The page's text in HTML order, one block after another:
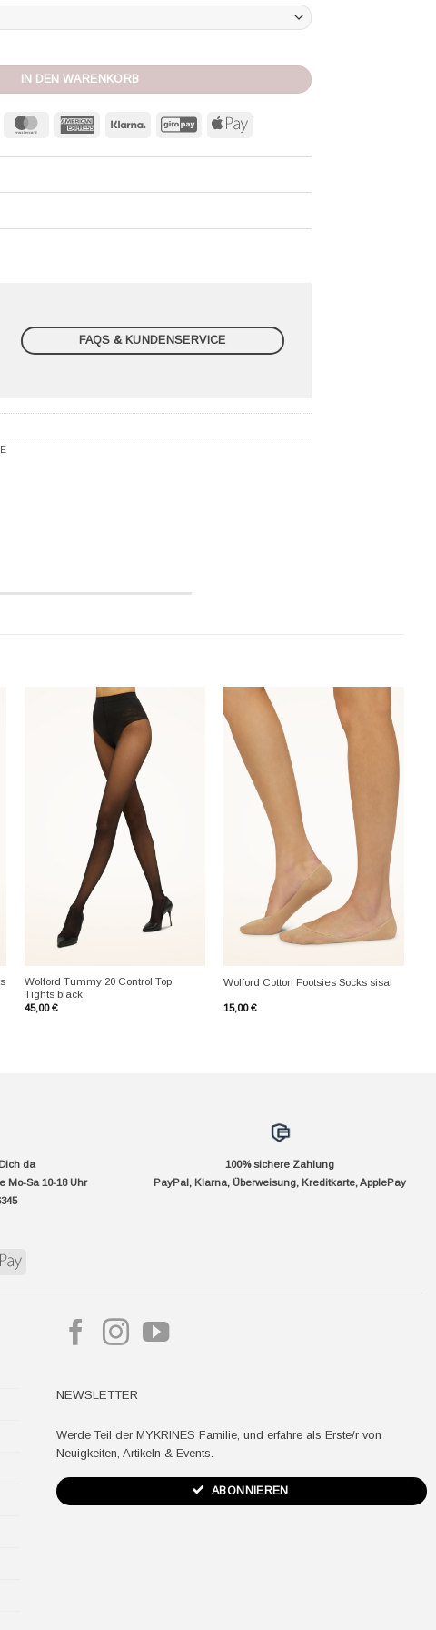
50 Stay-Up black Menge
IN DEN WARENKORB
Visa MasterCard American
Klarna GiroPay Apple
FAQS & KUNDENSERVICE
Wolford Tummy 20 Control Top
Tights black
45,00€
Wolford Cotton Footsies Socks sisal
15,00€
da
Mo-Sa 10-18 Uhr
100% sichere Zahlung
PayPal, Klarna, Überweisung, Kreditkarte, ApplePay
Apple
NEWSLETTER
Werde Teil der MYKRINES Familie, und erfahre als Erste/r von
Neuigkeiten, Artikeln & Events.
ABONNIEREN